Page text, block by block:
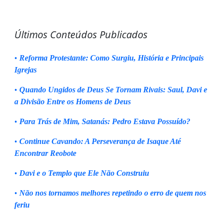
Últimos Conteúdos Publicados
• Reforma Protestante: Como Surgiu, História e Principais
Igrejas
• Quando Ungidos de Deus Se Tornam Rivais: Saul, Davi e
a Divisão Entre os Homens de Deus
• Para Trás de Mim, Satanás: Pedro Estava Possuído?
• Continue Cavando: A Perseverança de Isaque Até
Encontrar Reobote
• Davi e o Templo que Ele Não Construiu
• Não nos tornamos melhores repetindo o erro de quem nos
feriu